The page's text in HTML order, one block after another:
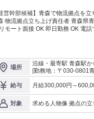
営幹部候補】青森で物流拠点を
物流拠点立ち上げ責任者 青森県青森
モート面接 OK 即日勤務 OK 電
全国各地へ展開していきます。 探しているのは、単なる管理職で
ん。何もない青森の地で、ゼロ
ち上げの責任者候補」です。 現
の各拠点でも、責任者が日々試
彼らに続く、あるいは追い越すよ
と「リターン」のご用意 「支店
していただきたい。 そのため、
、成果に応じた「報酬」を整えています。 月100万円
場所
沿線・最寄駅 青森駅
[勤務地：〒030-0801
給与
月給300,000円～
業利益200万円（年間
ヶ月 ＝ 40万円／月
万円 ※インセンティブは立ち上げ年度
対象
求める人物像 拠点の